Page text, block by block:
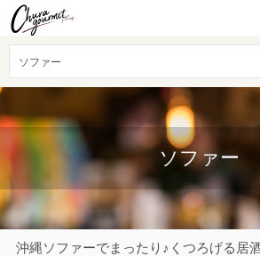
ソファー
ソファー
沖縄ソファーでまったり♪くつろげる居